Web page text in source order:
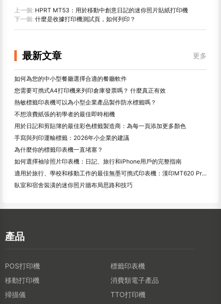
上一個: HPRT MT53：用於移動中創意日記的迷你照片貼紙打印機
下一個: 什麼是收據打印機測試頁，如何列印？
最新文章 更多
如何為您的中小型餐廳選擇合適的餐廳軟件
您需要可擕式A4打印機來列印倉庫發票嗎？ 什麼真正有效
熱敏標籤印表機可以為小型企業產品製作防水標籤嗎？
不想浪費紙張的初學者的最佳即時相機
用於日記和剪貼簿的最佳彩色標籤製造商：為每一頁添加更多顏色
手寫與列印運輸標籤：2026年小企業的建議
為什麼你的標籤印表機一直堵塞？
如何選擇袖珍照片印表機：日記、旅行和iPhone用戶的完整指南
適用於旅行、學校和移動工作的最佳無墨可擕式印表機：漢印MT620 Pro評測
臥室和宿舍裝潢的迷你照片牆布局思路和技巧
產品
POS打印機
標籤印表機
移動打印機
消費類電子產品
掃描儀
TTO打印機